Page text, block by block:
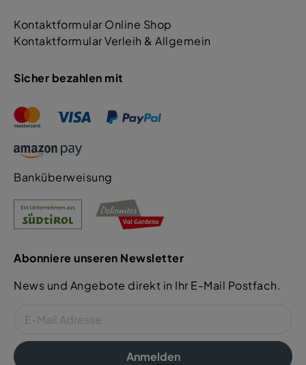
Kontaktformular Online Shop
Kontaktformular Verleih & Allgemein
Sicher bezahlen mit
Banküberweisung
Abonniere unseren Newsletter
News und Angebote direkt in Ihr E-Mail Postfach.
Anmelden